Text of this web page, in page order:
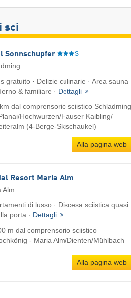
sci
Sonnschupfer S
gratuito · Delizie culinarie · Area sauna
& familiare · Dettagli
dal comprensorio sciistico Schladming
​Hochwurzen/​Hauser Kaibling/​
(4-Berge-Skischaukel)
Alla pagina web
Resort Maria Alm
Alm
di lusso · Discesa sciistica quasi
porta · Dettagli
m dal comprensorio sciistico
- Maria Alm/​Dienten/​Mühlbach
Alla pagina web